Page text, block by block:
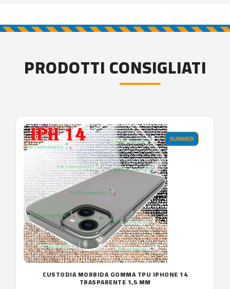
PRODOTTI CONSIGLIATI
SUMMER
CUSTODIA MORBIDA GOMMA TPU IPHONE 14
TRASPARENTE 1,5 MM